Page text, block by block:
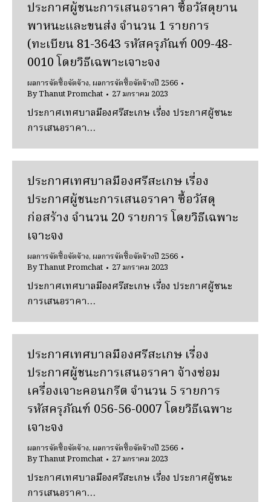
ประกาศผู้ชนะการเสนอราคา ซื้อวัสดุยาน
พาหนะและขนส่ง จำนวน 1 รายการ
(ทะเบียน 81-3643 รหัสครุภัณฑ์ 009-48-
0010 โดยวิธีเฉพาะเจาะจง
ผลการจัดซื้อจัดจ้าง,ผลการจัดซื้อจัดจ้างปี 2566
ByThanut Promchat 27 มกราคม 2023
ประกาศเทศบาลมืองศรีสะเกษ เรื่อง ประกาศผู้ชนะ
การเสนอราคา…
ประกาศเทศบาลมืองศรีสะเกษ เรื่อง
ประกาศผู้ชนะการเสนอราคา ซื้อวัสดุ
ก่อสร้าง จำนวน 20 รายการ โดยวิธีเฉพาะ
เจาะจง
ผลการจัดซื้อจัดจ้าง,ผลการจัดซื้อจัดจ้างปี 2566
ByThanut Promchat 27 มกราคม 2023
ประกาศเทศบาลมืองศรีสะเกษ เรื่อง ประกาศผู้ชนะ
การเสนอราคา…
ประกาศเทศบาลมืองศรีสะเกษ เรื่อง
ประกาศผู้ชนะการเสนอราคา จ้างซ่อม
เครื่องเจาะคอนกรีต จำนวน 5 รายการ
รหัสครุภัณฑ์ 056-56-0007 โดยวิธีเฉพาะ
เจาะจง
ผลการจัดซื้อจัดจ้าง,ผลการจัดซื้อจัดจ้างปี 2566
ByThanut Promchat 27 มกราคม 2023
ประกาศเทศบาลมืองศรีสะเกษ เรื่อง ประกาศผู้ชนะ
การเสนอราคา…